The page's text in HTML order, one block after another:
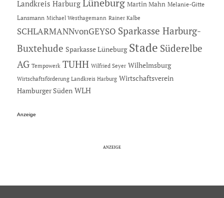
Landkreis Harburg Lüneburg Martin Mahn Melanie-Gitte
Lansmann Michael Westhagemann Rainer Kalbe
SCHLARMANNvonGEYSO Sparkasse Harburg-
Buxtehude Sparkasse Lüneburg Stade Süderelbe
AG Tempowerk TUHH Wilfried Seyer Wilhelmsburg
Wirtschaftsförderung Landkreis Harburg Wirtschaftsverein
Hamburger Süden WLH
Anzeige